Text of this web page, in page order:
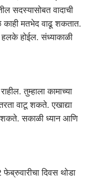
सदस्यासोबत वादाची
काही मतभेद वाढू शकतात.
होईल. संध्याकाळी
तुम्हाला कामाच्या
वाटू शकते. एखाद्या
शकते. सकाळी ध्यान आणि
फेब्रुवारीचा दिवस थोडा